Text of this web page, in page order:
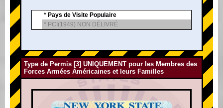
* Pays de Visite Populaire
* PCI(1949) NON DÉLIVRÉ
Type de Permis [3] UNIQUEMENT pour les Membres des
Forces Armées Américaines et leurs Familles